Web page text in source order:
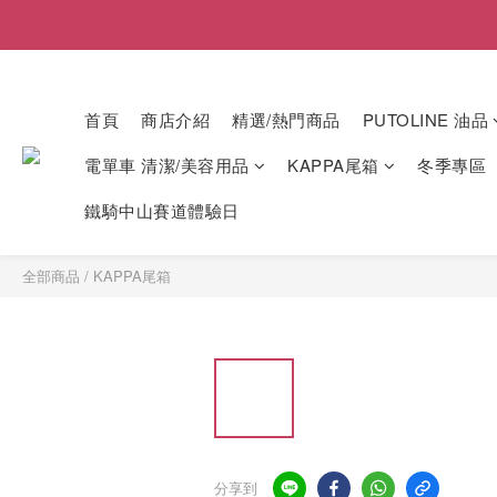
首頁 商店介紹 精選/熱門商品
PUTOLINE 油品
電單車 清潔/美容用品
KAPPA尾箱
冬季專區
鐵騎中山賽道體驗日
全部商品 / KAPPA尾箱
分享到